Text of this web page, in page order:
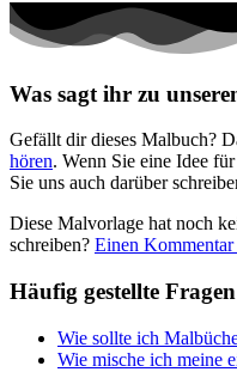
Musik und Musikinstrumente
Sommer und Feiertage
Sport
Teddys und Pferde
Tiere und Natur
Valentinstag und Liebe
Winter und Weihnachten
Was sagt ihr zu
Gefällt dir dieses Malbuch?
hören. Wenn Sie eine Idee
Sie uns auch darüber
Diese Malvorlage hat noch
schreiben? Einen
Häufig gestellte Fragen
Wie sollte ich
Wie mische ich meine